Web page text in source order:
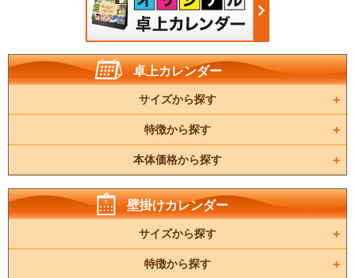
卓上カレンダー
サイズから探す
特徴から探す
本体価格から探す
壁掛けカレンダー
サイズから探す
特徴から探す